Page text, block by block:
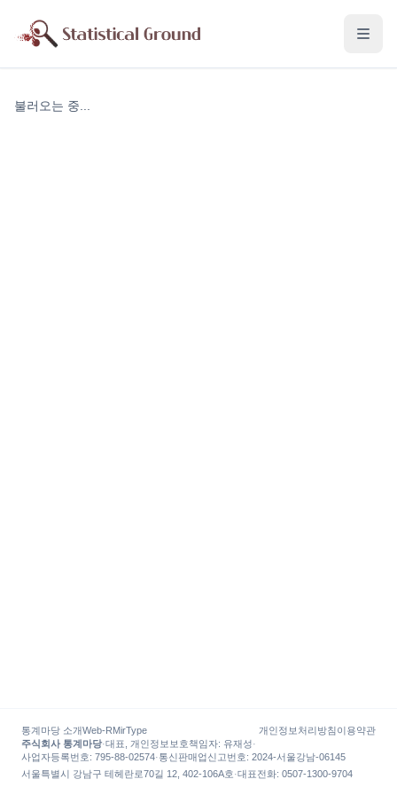
불러오는 중...
통계마당 소개Web-RMirType 개인정보처리방침이용약관
주식회사 통계마당·대표, 개인정보보호책임자: 유재성·
사업자등록번호: 795-88-02574·통신판매업신고번호: 2024-서울강남-06145
서울특별시 강남구 테헤란로70길 12, 402-106A호·대표전화: 0507-1300-9704